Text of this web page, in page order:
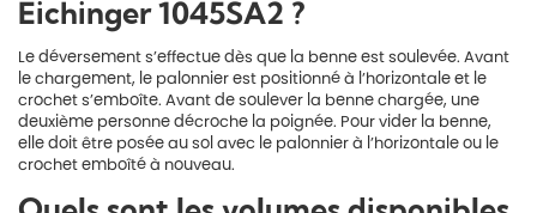
Eichinger 1045SA2 ?
Le déversement s’effectue dès que la benne est soulevée. Avant
le chargement, le palonnier est positionné à l’horizontale et le
crochet s’emboîte. Avant de soulever la benne chargée, une
deuxième personne décroche la poignée. Pour vider la benne,
elle doit être posée au sol avec le palonnier à l’horizontale ou le
crochet emboîté à nouveau.